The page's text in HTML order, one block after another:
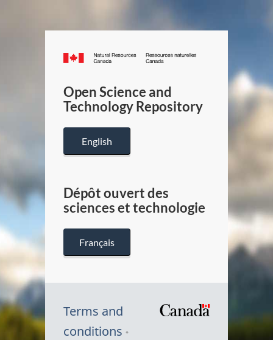
Canada.ca
/
Canada
Open Science and
Technology Repository
English
Dépôt ouvert des
sciences et technologie
Français
Terms and
conditions
Symbole